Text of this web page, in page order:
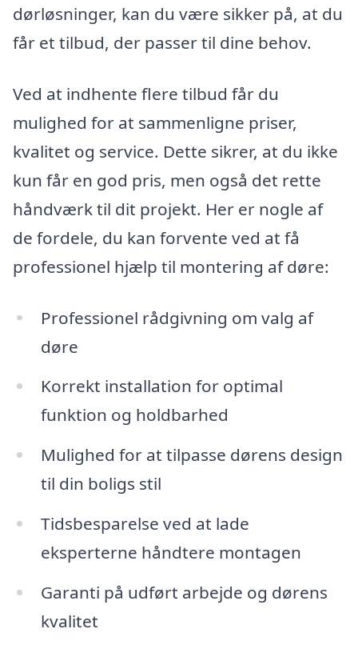
dørløsninger, kan du være sikker på, at du
får et tilbud, der passer til dine behov.
Ved at indhente flere tilbud får du
mulighed for at sammenligne priser,
kvalitet og service. Dette sikrer, at du ikke
kun får en god pris, men også det rette
håndværk til dit projekt. Her er nogle af
de fordele, du kan forvente ved at få
professionel hjælp til montering af døre:
Professionel rådgivning om valg af
døre
Korrekt installation for optimal
funktion og holdbarhed
Mulighed for at tilpasse dørens design
til din boligs stil
Tidsbesparelse ved at lade
eksperterne håndtere montagen
Garanti på udført arbejde og dørens
kvalitet